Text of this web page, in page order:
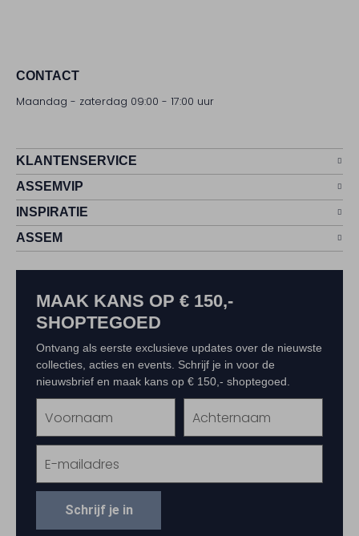
CONTACT
Maandag - zaterdag 09:00 - 17:00 uur
KLANTENSERVICE
ASSEMVIP
INSPIRATIE
ASSEM
MAAK KANS OP € 150,-
SHOPTEGOED
Ontvang als eerste exclusieve updates over de nieuwste
collecties, acties en events. Schrijf je in voor de
nieuwsbrief en maak kans op € 150,- shoptegoed.
Schrijf je in